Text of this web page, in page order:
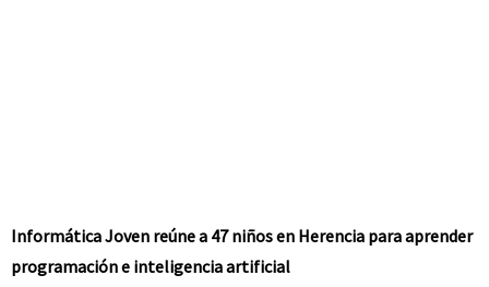
Informática Joven reúne a 47 niños en Herencia para aprender
programación e inteligencia artificial